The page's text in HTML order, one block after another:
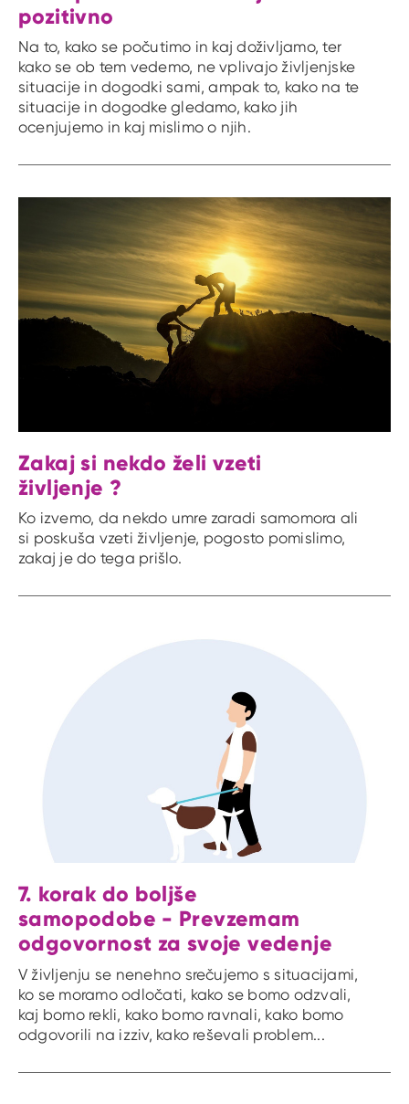
pozitivno
Na to, kako se počutimo in kaj doživljamo, ter
kako se ob tem vedemo, ne vplivajo življenjske
situacije in dogodki sami, ampak to, kako na te
situacije in dogodke gledamo, kako jih
ocenjujemo in kaj mislimo o njih.
Zakaj si nekdo želi vzeti
življenje ?
Ko izvemo, da nekdo umre zaradi samomora ali
si poskuša vzeti življenje, pogosto pomislimo,
zakaj je do tega prišlo.
7. korak do boljše
samopodobe - Prevzemam
odgovornost za svoje vedenje
V življenju se nenehno srečujemo s situacijami,
ko se moramo odločati, kako se bomo odzvali,
kaj bomo rekli, kako bomo ravnali, kako bomo
odgovorili na izziv, kako reševali problem...